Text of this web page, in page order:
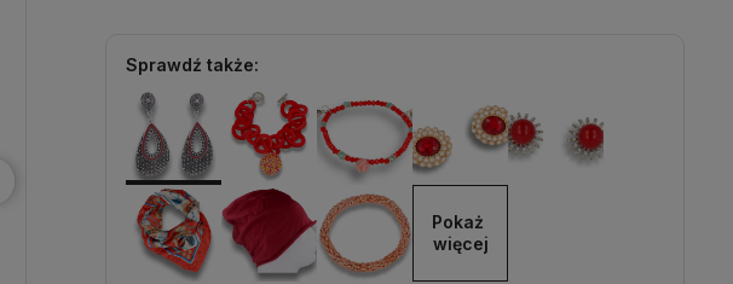
Sprawdź także:
Pokaż
więcej